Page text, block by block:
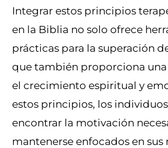
Integrar estos principios
en la Biblia no solo ofrece
prácticas para la superación
que también proporciona una
el crecimiento espiritual y
estos principios, los
encontrar la motivación
mantenerse enfocados en sus